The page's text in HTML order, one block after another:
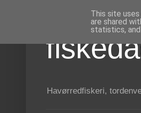
Havørredfiskeri,
This site
are shared
statistics,